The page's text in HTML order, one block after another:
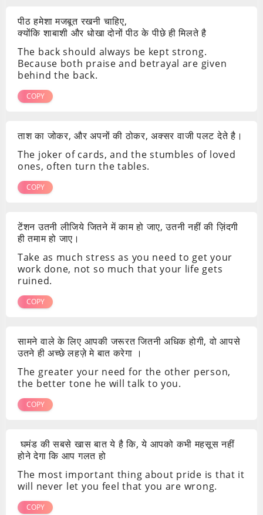
पीठ हमेशा मजबूत रखनी चाहिए,
क्योंकि शाबाशी और धोखा दोनों पीठ के पीछे ही मिलते है
The back should always be kept strong.
Because both praise and betrayal are given
behind the back.
COPY
ताश का जोकर, और अपनों की ठोकर, अक्सर वाजी पलट देते है।
The joker of cards, and the stumbles of loved
ones, often turn the tables.
COPY
टेंशन उतनी लीजिये जितने में काम हो जाए, उतनी नहीं की ज़िंदगी
ही तमाम हो जाए।
Take as much stress as you need to get your
work done, not so much that your life gets
ruined.
COPY
सामने वाले के लिए आपकी जरूरत जितनी अधिक होगी, वो आपसे
उतने ही अच्छे लहज़े मे बात करेगा ।
The greater your need for the other person,
the better tone he will talk to you.
COPY
घमंड की सबसे खास बात ये है कि, ये आपको कभी महसूस नहीं
होने देगा कि आप गलत हो
The most important thing about pride is that it
will never let you feel that you are wrong.
COPY